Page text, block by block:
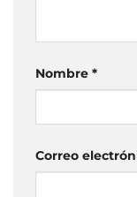
Nombre *
Correo